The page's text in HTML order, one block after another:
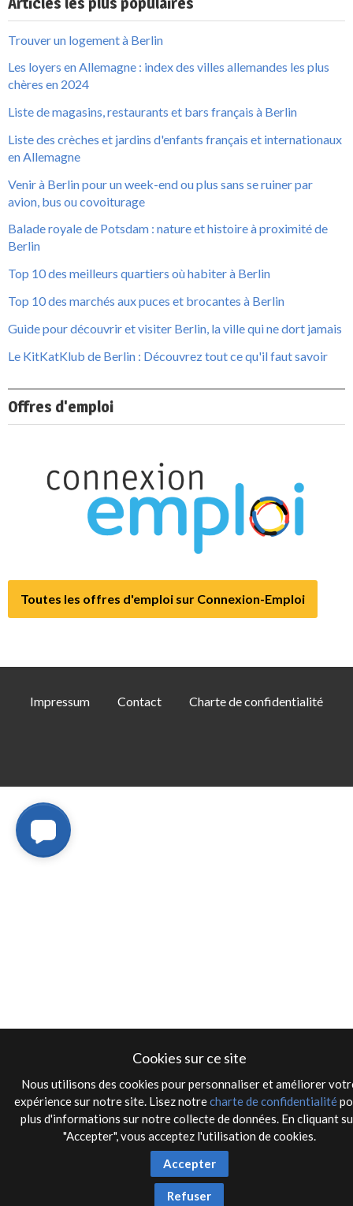
Trouver un logement à Berlin
Les loyers en Allemagne : index des villes allemandes les plus
chères en 2024
Liste de magasins, restaurants et bars français à Berlin
Liste des crèches et jardins d'enfants français et internationaux
en Allemagne
Venir à Berlin pour un week-end ou plus sans se ruiner par
avion, bus ou covoiturage
Balade royale de Potsdam : nature et histoire à proximité de
Berlin
Top 10 des meilleurs quartiers où habiter à Berlin
Top 10 des marchés aux puces et brocantes à Berlin
Guide pour découvrir et visiter Berlin, la ville qui ne dort jamais
Le KitKatKlub de Berlin : Découvrez tout ce qu'il faut savoir
Offres d'emploi
Toutes les offres d'emploi sur Connexion-Emploi
Cookies sur ce site
Nous utilisons des cookies pour personnaliser et améliorer
expérience sur notre site. Lisez notrecharte de confidentialité
plus d'informations sur notre collecte de données. En cliquant
"Accepter", vous acceptez l'utilisation de cookies.
Accepter
Refuser
Impressum Contact Charte de confidentialité